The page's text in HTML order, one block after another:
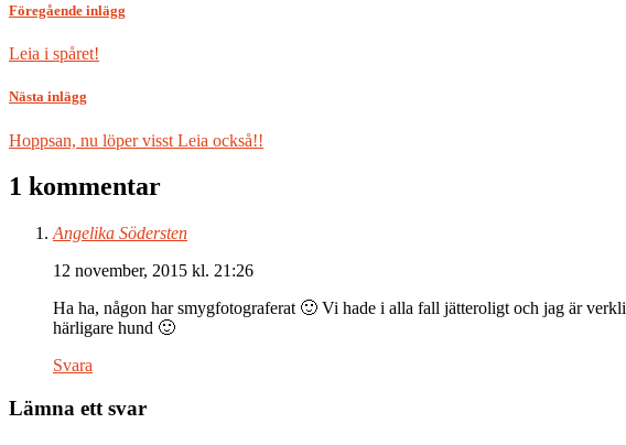
Föregående inlägg
Leia i spåret!
Nästa inlägg
Hoppsan, nu löper visst Leia också!!
1 kommentar
Angelika Södersten
12 november, 2015 kl. 21:26
Ha ha, någon har smygfotograferat 🙂 Vi hade i alla fall jätteroligt och jag är
härligare hund 🙂
Svara
Lämna ett svar